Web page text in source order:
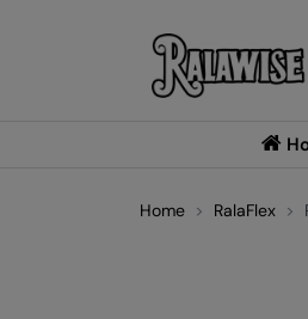
Home RalaFlex